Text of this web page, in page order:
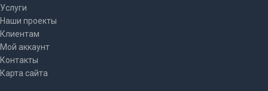
Услуги
Наши проекты
Клиентам
Мой аккаунт
Контакты
Карта сайта